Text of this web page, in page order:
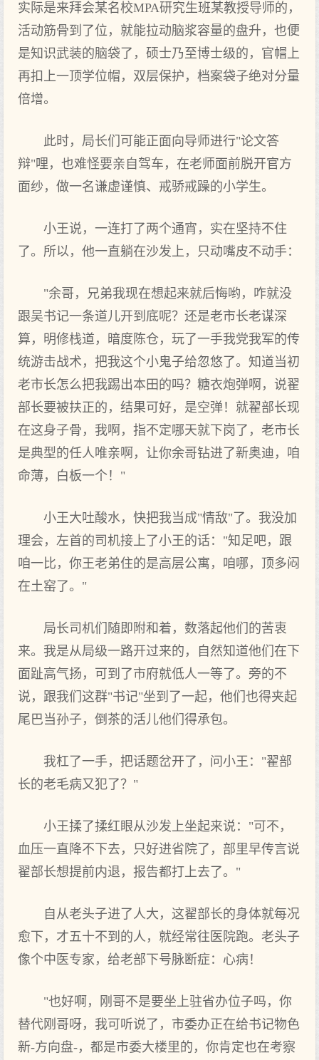
实际是来拜会某名校MPA研究生班某教授导师的，
活动筋骨到了位，就能拉动脑浆容量的盘升，也便
是知识武装的脑袋了，硕士乃至博士级的，官帽上
再扣上一顶学位帽，双层保护，档案袋子绝对分量
倍增。
此时，局长们可能正面向导师进行"论文答
辩"哩，也难怪要亲自驾车，在老师面前脱开官方
面纱，做一名谦虚谨慎、戒骄戒躁的小学生。
小王说，一连打了两个通宵，实在坚持不住
了。所以，他一直躺在沙发上，只动嘴皮不动手：
"余哥，兄弟我现在想起来就后悔哟，咋就没
跟吴书记一条道儿开到底呢？还是老市长老谋深
算，明修栈道，暗度陈仓，玩了一手我党我军的传
统游击战术，把我这个小鬼子给忽悠了。知道当初
老市长怎么把我踢出本田的吗？糖衣炮弹啊，说翟
部长要被扶正的，结果可好，是空弹！就翟部长现
在这身子骨，我啊，指不定哪天就下岗了，老市长
是典型的任人唯亲啊，让你余哥钻进了新奥迪，咱
命薄，白板一个！"
小王大吐酸水，快把我当成"情敌"了。我没加
理会，左首的司机接上了小王的话："知足吧，跟
咱一比，你王老弟住的是高层公寓，咱哪，顶多闷
在土窑了。"
局长司机们随即附和着，数落起他们的苦衷
来。我是从局级一路开过来的，自然知道他们在下
面趾高气扬，可到了市府就低人一等了。旁的不
说，跟我们这群"书记"坐到了一起，他们也得夹起
尾巴当孙子，倒茶的活儿他们得承包。
我杠了一手，把话题岔开了，问小王："翟部
长的老毛病又犯了？"
小王揉了揉红眼从沙发上坐起来说："可不，
血压一直降不下去，只好进省院了，部里早传言说
翟部长想提前内退，报告都打上去了。"
自从老头子进了人大，这翟部长的身体就每况
愈下，才五十不到的人，就经常往医院跑。老头子
像个中医专家，给老部下号脉断症：心病！
"也好啊，刚哥不是要坐上驻省办位子吗，你
替代刚哥呀，我可听说了，市委办正在给书记物色
新-方向盘-，都是市委大楼里的，你肯定也在考察